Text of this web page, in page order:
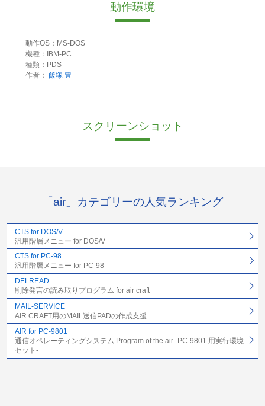
動作環境
動作OS：MS-DOS
機種：IBM-PC
種類：PDS
作者： 飯塚 豊
スクリーンショット
「air」カテゴリーの人気ランキング
CTS for DOS/V
汎用階層メニュー for DOS/V
CTS for PC-98
汎用階層メニュー for PC-98
DELREAD
削除発言の読み取りプログラム for air craft
MAIL-SERVICE
AIR CRAFT用のMAIL送信PADの作成支援
AIR for PC-9801
通信オペレーティングシステム Program of the air -PC-9801 用実行環境
セット-